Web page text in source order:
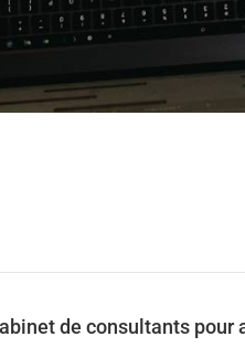
de consultants pour